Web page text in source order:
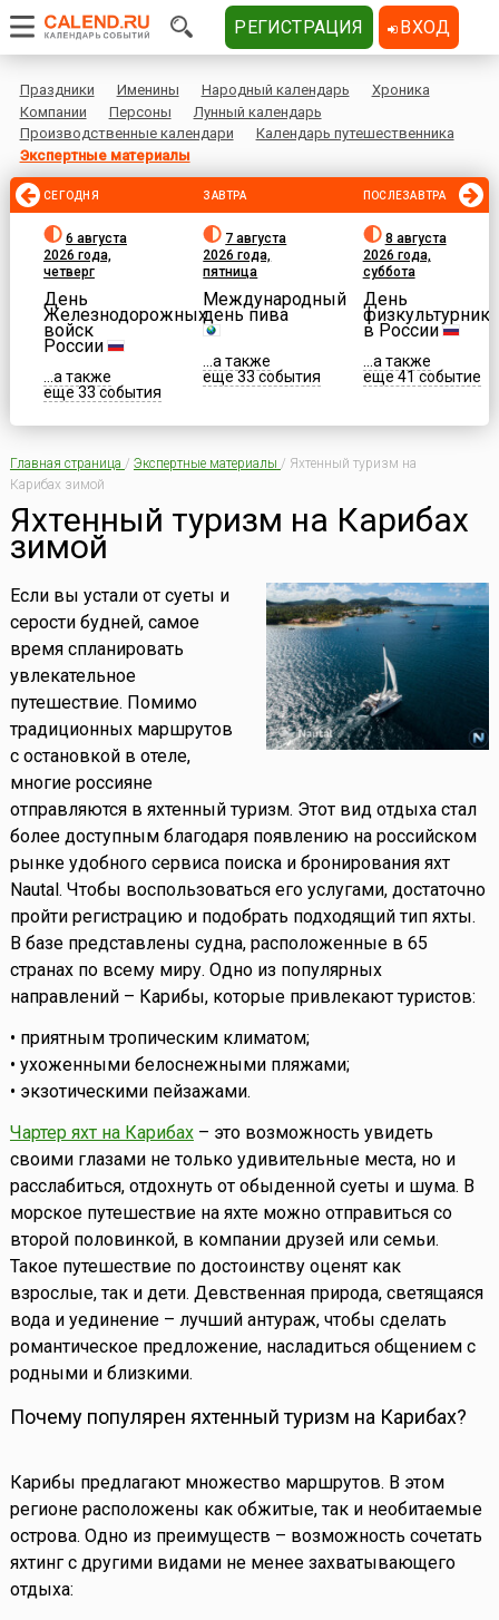
Праздники Именины Народный календарь
Хроника
Компании
Персоны
Лунный календарь
Производственные календари
Календарь путешественника
Экспертные материалы
СЕГОДНЯ
6 августа
2026 года,
четверг
День
Железнодорожных
войск
России
...а также
еще 33 события
ЗАВТРА
7 августа
2026 года,
пятница
Международный
день пива
...а также
еще 33 события
ПОСЛЕЗАВТРА
8 августа
2026 года,
суббота
День
физкультурника
в России
...а также
еще 41 событие
Главная страница / Экспертные материалы / Яхтенный туризм на
Карибах зимой
Яхтенный туризм на Карибах
зимой
Если вы устали от суеты и
серости будней, самое
время спланировать
увлекательное
путешествие. Помимо
традиционных маршрутов
с остановкой в отеле,
многие россияне
отправляются в яхтенный туризм. Этот вид отдыха стал
более доступным благодаря появлению на российском
рынке удобного сервиса поиска и бронирования яхт
Nautal. Чтобы воспользоваться его услугами, достаточно
пройти регистрацию и подобрать подходящий тип яхты.
В базе представлены судна, расположенные в 65
странах по всему миру. Одно из популярных
направлений – Карибы, которые привлекают туристов:
• приятным тропическим климатом;
• ухоженными белоснежными пляжами;
• экзотическими пейзажами.
Чартер яхт на Карибах– это возможность увидеть
своими глазами не только удивительные места, но и
расслабиться, отдохнуть от обыденной суеты и шума. В
морское путешествие на яхте можно отправиться со
второй половинкой, в компании друзей или семьи.
Такое путешествие по достоинству оценят как
взрослые, так и дети. Девственная природа, светящаяся
вода и уединение – лучший антураж, чтобы сделать
романтическое предложение, насладиться общением с
родными и близкими.
Почему популярен яхтенный туризм на Карибах?
Карибы предлагают множество маршрутов. В этом
регионе расположены как обжитые, так и необитаемые
острова. Одно из преимуществ – возможность сочетать
яхтинг с другими видами не менее захватывающего
отдыха:
РЕГИСТРАЦИЯ ВХОД